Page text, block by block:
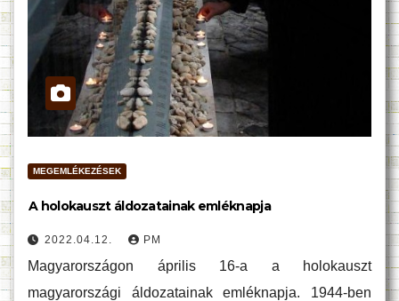
MEGEMLÉKEZÉSEK
A holokauszt áldozatainak emléknapja
2022.04.12. PM
Magyarországon április 16-a a holokauszt
magyarországi áldozatainak emléknapja. 1944-ben